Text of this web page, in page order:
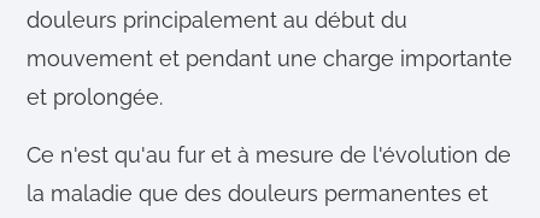
douleurs principalement au début du
mouvement et pendant une charge importante
et prolongée.
Ce n'est qu'au fur et à mesure de l'évolution de
la maladie que des douleurs permanentes et